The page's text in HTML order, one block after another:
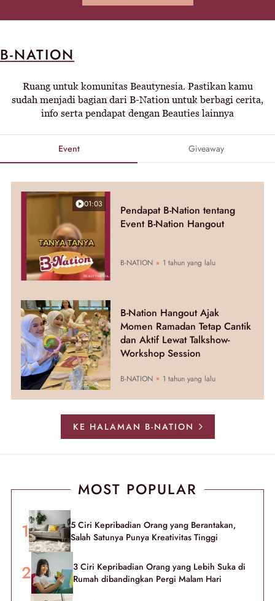
B-NATION
Ruang untuk komunitas Beautynesia. Pastikan kamu
sudah menjadi bagian dari B-Nation untuk berbagi cerita,
info serta pendapat dengan Beauties lainnya
Event Giveaway
01:03
Pendapat B-Nation tentang
Event B-Nation Hangout
B-NATION 1 tahun yang lalu
B-Nation Hangout Ajak
Momen Ramadan Tetap Cantik
dan Aktif Lewat Talkshow-
Workshop Session
B-NATION 1 tahun yang lalu
KE HALAMAN B-NATION
MOST POPULAR
5 Ciri Kepribadian Orang yang Berantakan,
Salah Satunya Punya Kreativitas Tinggi
3 Ciri Kepribadian Orang yang Lebih Suka di
Rumah dibandingkan Pergi Malam Hari